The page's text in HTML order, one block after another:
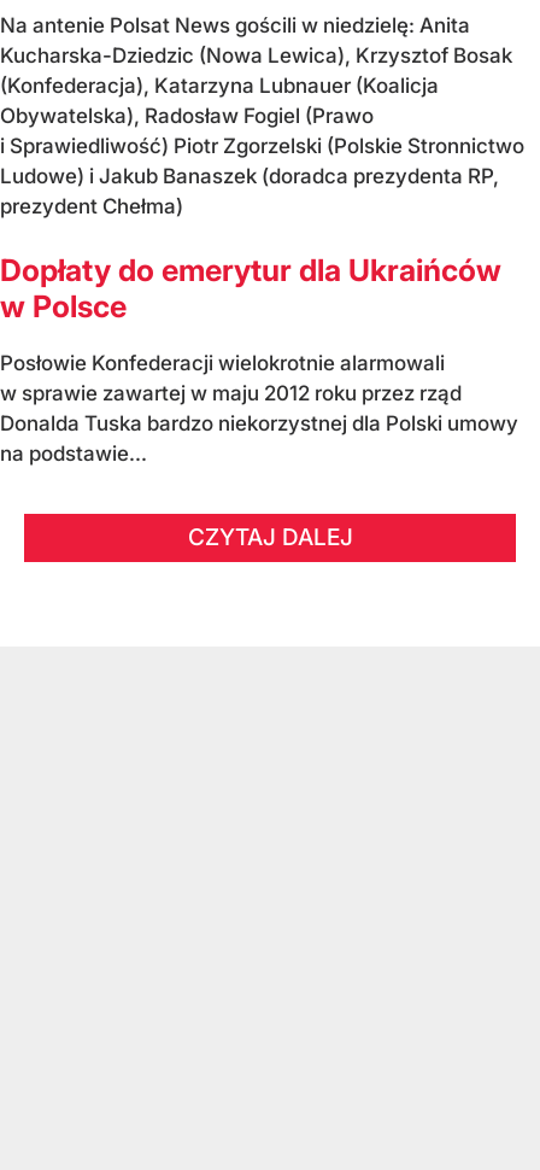
Na antenie Polsat News gościli w niedzielę: Anita
Kucharska-Dziedzic (Nowa Lewica), Krzysztof Bosak
(Konfederacja), Katarzyna Lubnauer (Koalicja
Obywatelska), Radosław Fogiel (Prawo
i Sprawiedliwość) Piotr Zgorzelski (Polskie Stronnictwo
Ludowe) i Jakub Banaszek (doradca prezydenta RP,
prezydent Chełma)
Dopłaty do emerytur dla Ukraińców
w Polsce
Posłowie Konfederacji wielokrotnie alarmowali
w sprawie zawartej w maju 2012 roku przez rząd
Donalda Tuska bardzo niekorzystnej dla Polski umowy
na podstawie...
CZYTAJ DALEJ